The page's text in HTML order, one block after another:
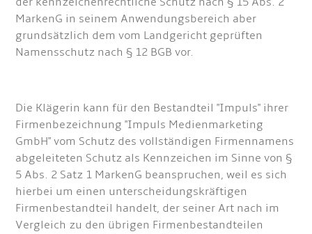
MarkenG in seinem Anwendungsbereich aber
grundsätzlich dem vom Landgericht geprüften
Namensschutz nach § 12 BGB vor.
Die Klägerin kann für den Bestandteil "Impuls" ihrer
Firmenbezeichnung "Impuls Medienmarketing
GmbH" vom Schutz des vollständigen Firmennamens
abgeleiteten Schutz als Kennzeichen im Sinne von §
5 Abs. 2 Satz 1 MarkenG beanspruchen, weil es sich
hierbei um einen unterscheidungskräftigen
Firmenbestandteil handelt, der seiner Art nach im
Vergleich zu den übrigen Firmenbestandteilen